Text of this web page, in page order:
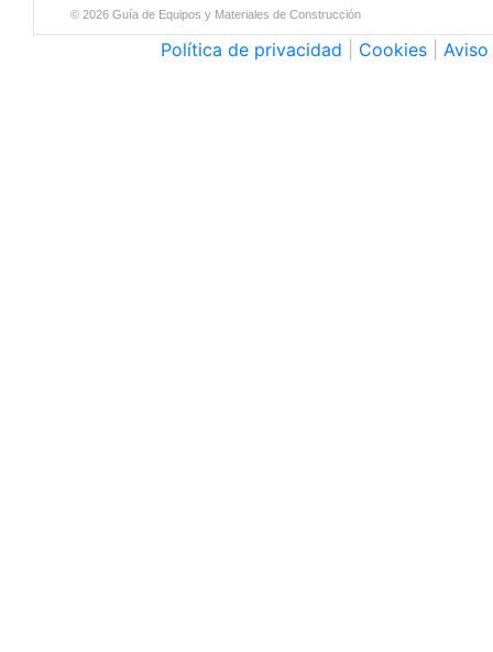
© 2026 Guía de Equipos y Materiales de Construcción
Política de privacidad Cookies